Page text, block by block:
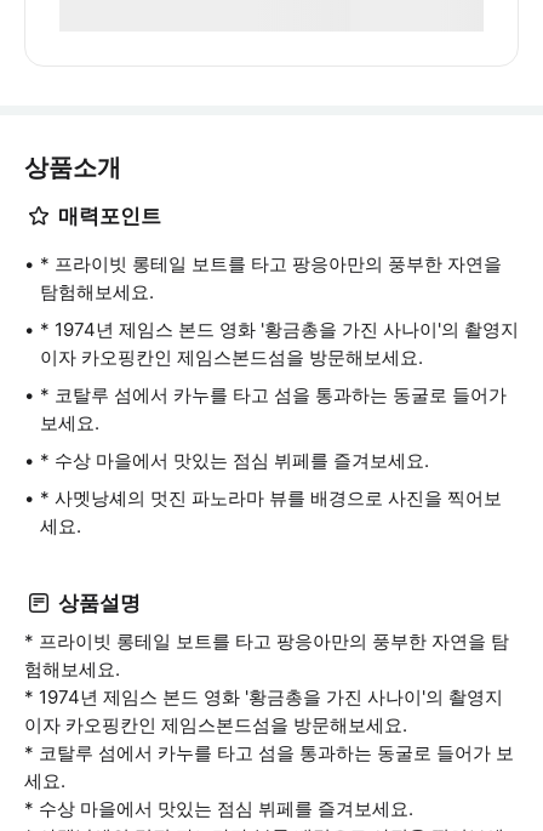
상품소개
매력포인트
* 프라이빗 롱테일 보트를 타고 팡응아만의 풍부한 자연을
탐험해보세요.
* 1974년 제임스 본드 영화 '황금총을 가진 사나이'의 촬영지
이자 카오핑칸인 제임스본드섬을 방문해보세요.
* 코탈루 섬에서 카누를 타고 섬을 통과하는 동굴로 들어가
보세요.
* 수상 마을에서 맛있는 점심 뷔페를 즐겨보세요.
* 사멧낭셰의 멋진 파노라마 뷰를 배경으로 사진을 찍어보
세요.
상품설명
* 프라이빗 롱테일 보트를 타고 팡응아만의 풍부한 자연을 탐
험해보세요.
* 1974년 제임스 본드 영화 '황금총을 가진 사나이'의 촬영지
이자 카오핑칸인 제임스본드섬을 방문해보세요.
* 코탈루 섬에서 카누를 타고 섬을 통과하는 동굴로 들어가 보
세요.
* 수상 마을에서 맛있는 점심 뷔페를 즐겨보세요.